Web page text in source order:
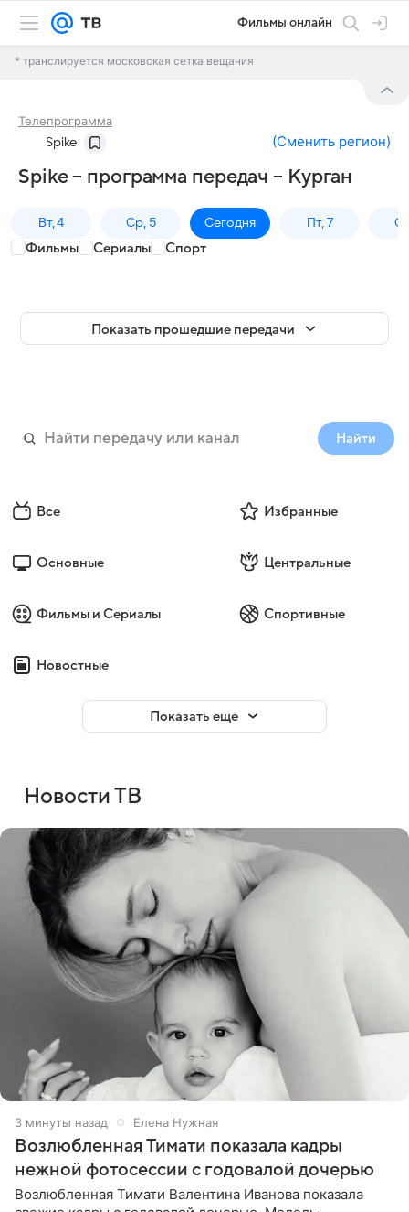
Фильмы онлайн
* транслируется московская сетка вещания
Телепрограмма
Spike (Сменить регион)
Spike – программа передач – Курган
Вт, 4 Ср, 5 Сегодня Пт, 7
Фильмы Сериалы Спорт
Показать прошедшие передачи
Найти
Все Избранные
Основные Центральные
Фильмы и Сериалы Спортивные
Новостные
Показать еще
Новости ТВ
3 минуты назад Елена Нужная
Возлюбленная Тимати показала кадры
нежной фотосессии с годовалой дочерью
Возлюбленная Тимати Валентина Иванова показала